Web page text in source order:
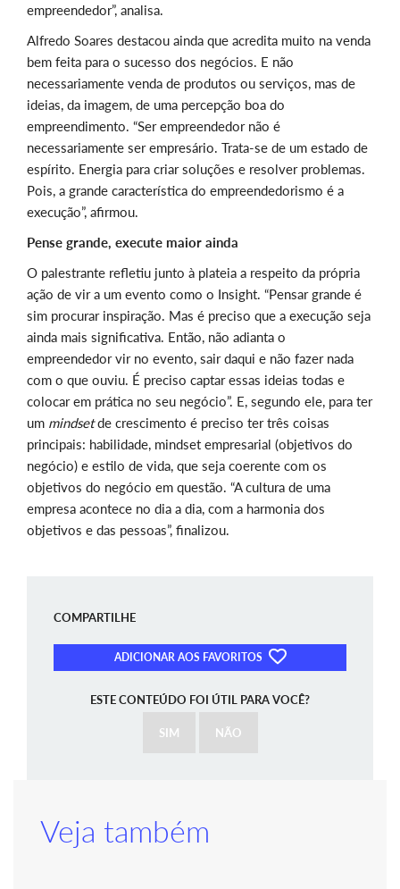
empreendedor”, analisa.
Alfredo Soares destacou ainda que acredita muito na venda
bem feita para o sucesso dos negócios. E não
necessariamente venda de produtos ou serviços, mas de
ideias, da imagem, de uma percepção boa do
empreendimento. “Ser empreendedor não é
necessariamente ser empresário. Trata-se de um estado de
espírito. Energia para criar soluções e resolver problemas.
Pois, a grande característica do empreendedorismo é a
execução”, afirmou.
Pense grande, execute maior ainda
O palestrante refletiu junto à plateia a respeito da própria
ação de vir a um evento como o Insight. “Pensar grande é
sim procurar inspiração. Mas é preciso que a execução seja
ainda mais significativa. Então, não adianta o
empreendedor vir no evento, sair daqui e não fazer nada
com o que ouviu. É preciso captar essas ideias todas e
colocar em prática no seu negócio”. E, segundo ele, para ter
um mindsetde crescimento é preciso ter três coisas
principais: habilidade, mindset empresarial (objetivos do
negócio) e estilo de vida, que seja coerente com os
objetivos do negócio em questão. “A cultura de uma
empresa acontece no dia a dia, com a harmonia dos
objetivos e das pessoas”, finalizou.
COMPARTILHE
ADICIONAR AOS FAVORITOS
ESTE CONTEÚDO FOI ÚTIL PARA VOCÊ?
SIM NÃO
Veja também